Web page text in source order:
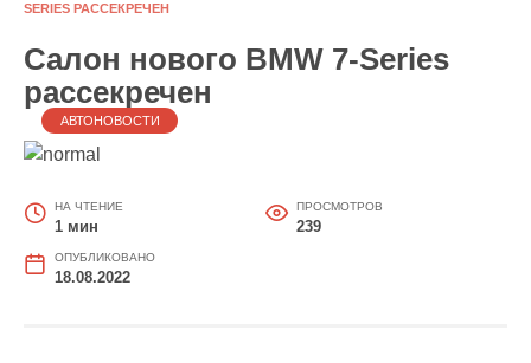
SERIES РАССЕКРЕЧЕН
Салон нового BMW 7-Series
рассекречен
АВТОНОВОСТИ
НА ЧТЕНИЕ
1 мин
ПРОСМОТРОВ
239
ОПУБЛИКОВАНО
18.08.2022